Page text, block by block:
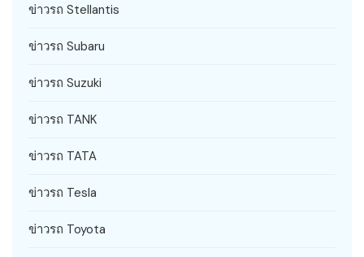
ข่าวรถ Stellantis
ข่าวรถ Subaru
ข่าวรถ Suzuki
ข่าวรถ TANK
ข่าวรถ TATA
ข่าวรถ Tesla
ข่าวรถ Toyota